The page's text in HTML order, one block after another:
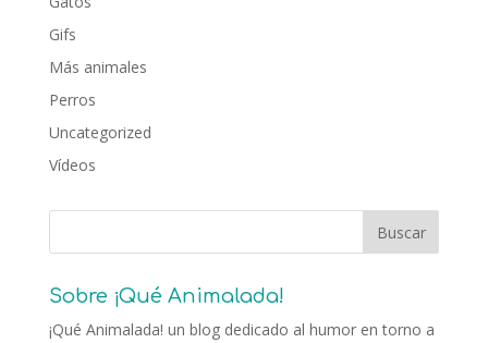
Gifs
Más animales
Perros
Uncategorized
Vídeos
Sobre ¡Qué Animalada!
¡Qué Animalada! un blog dedicado al humor en torno a